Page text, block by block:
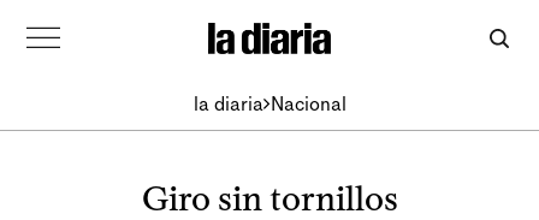
la diaria Nacional
Giro sin tornillos